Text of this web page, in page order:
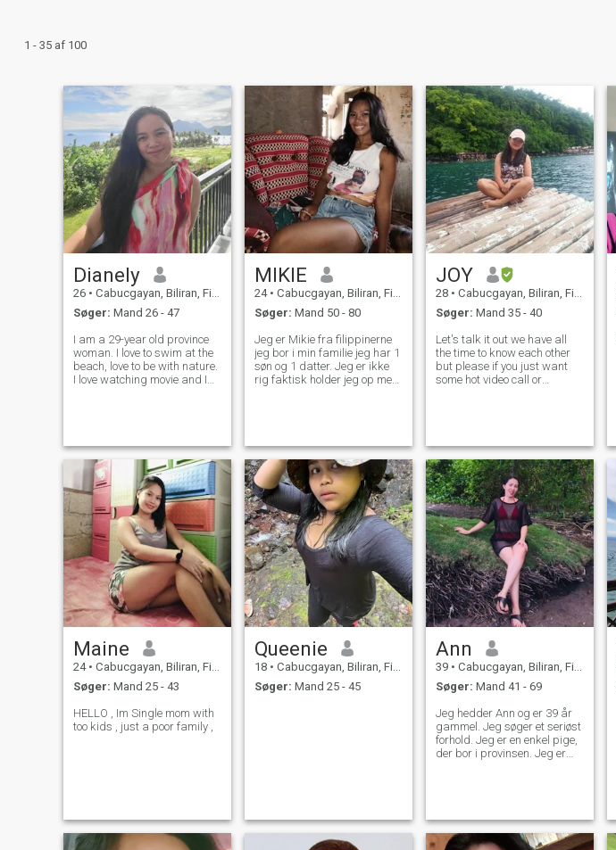
1 - 35 af 100
Dianely
26 • Cabucgayan, Biliran, Filippinerne
Søger: Mand 26 - 47
I am a 29-year old province
woman. I love to swim at the
beach, love to be with nature.
I love watching movie and I
peace. I am sweet I'd s
MIKIE
24 • Cabucgayan, Biliran, Filippinerne
Søger: Mand 50 - 80
Jeg er Mikie fra filippinerne
jeg bor i min familie jeg har 1
søn og 1 datter. Jeg er ikke
rig faktisk holder jeg op med
drenge jeg er det 5. medlem
af mine søskende. Jeg er en
person enkel, omsorgsfuld,
ærlig, forstående og sød og
god Fairing.
JOY
28 • Cabucgayan, Biliran, Filippinerne
Søger: Mand 35 - 40
Let's talk it out we have all
the time to know each other
but please if you just want
some hot video call or
me and be my partner
forvere, just
Maine
24 • Cabucgayan, Biliran, Filippinerne
Søger: Mand 25 - 43
HELLO , Im Single mom with
too kids , just a poor family ,
Queenie
18 • Cabucgayan, Biliran, Filippinerne
Søger: Mand 25 - 45
Ann
39 • Cabucgayan, Biliran, Filippinerne
Søger: Mand 41 - 69
Jeg hedder Ann og er 39 år
gammel. Jeg søger et seriøst
forhold. Jeg er en enkel pige,
der bor i provinsen. Jeg er